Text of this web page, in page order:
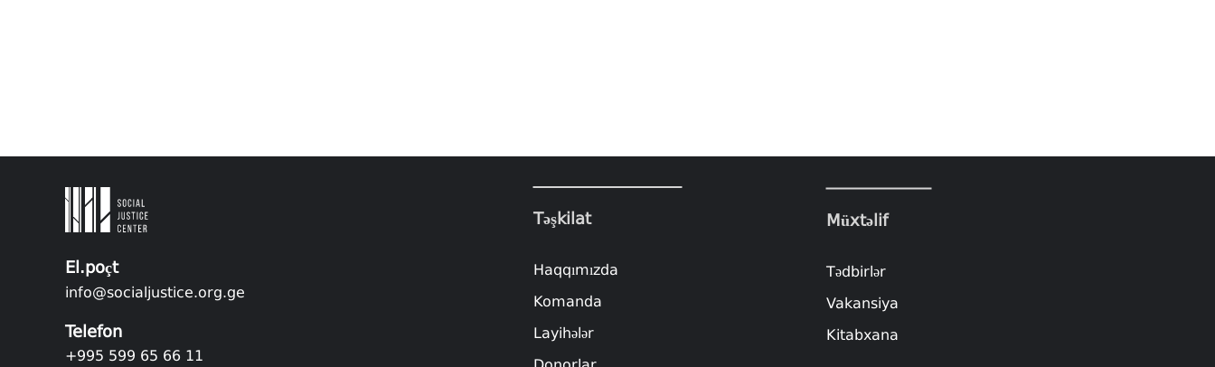
El.poçt
info@socialjustice.org.ge
Telefon
+995 599 65 66 11
Təşkilat
Haqqımızda
Komanda
Layihələr
Müxtəlif
Tədbirlər
Vakansiya
Kitabxana